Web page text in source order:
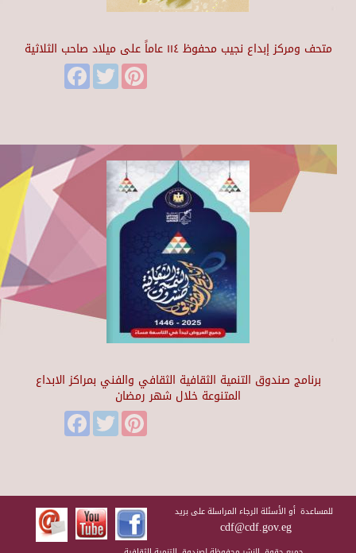
متحف ومركز إبداع نجيب محفوظ ١١٤ عاماً على ميلاد صاحب الثلاثية
FacebookTwitter
برنامج صندوق التنمية الثقافية الثقافي والفني بمراكز الابداع
المتنوعة خلال شهر رمضان
FacebookTwitter
للمساعدة أو الأسئلة الرجاء المراسلة على بريد
cdf@cdf.gov.eg